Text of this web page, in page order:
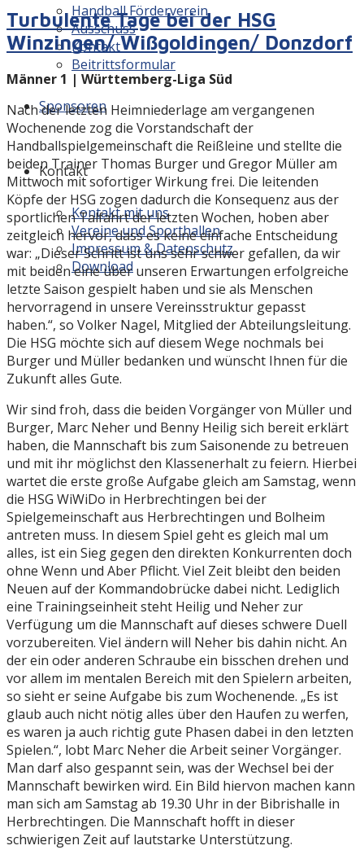
Handball Förderverein
Ausschuss
Kontakt
Beitrittsformular
Sponsoren
Kontakt
Kontakt mit uns
Vereine und Sporthallen
Impressum & Datenschutz
Download
Turbulente Tage bei der HSG
Winzingen/ Wißgoldingen/ Donzdorf
Männer 1 | Württemberg-Liga Süd
Nach der letzten Heimniederlage am vergangenen
Wochenende zog die Vorstandschaft der
Handballspielgemeinschaft die Reißleine und stellte die
beiden Trainer Thomas Burger und Gregor Müller am
Mittwoch mit sofortiger Wirkung frei. Die leitenden
Köpfe der HSG zogen dadurch die Konsequenz aus der
sportlichen Talfahrt der letzten Wochen, hoben aber
zeitgleich hervor, dass es keine einfache Entscheidung
war: „Dieser Schritt ist uns sehr schwer gefallen, da wir
mit beiden eine über unseren Erwartungen erfolgreiche
letzte Saison gespielt haben und sie als Menschen
hervorragend in unsere Vereinsstruktur gepasst
haben.“, so Volker Nagel, Mitglied der Abteilungsleitung.
Die HSG möchte sich auf diesem Wege nochmals bei
Burger und Müller bedanken und wünscht Ihnen für die
Zukunft alles Gute.
Wir sind froh, dass die beiden Vorgänger von Müller und
Burger, Marc Neher und Benny Heilig sich bereit erklärt
haben, die Mannschaft bis zum Saisonende zu betreuen
und mit ihr möglichst den Klassenerhalt zu feiern. Hierbei
wartet die erste große Aufgabe gleich am Samstag, wenn
die HSG WiWiDo in Herbrechtingen bei der
Spielgemeinschaft aus Herbrechtingen und Bolheim
antreten muss. In diesem Spiel geht es gleich mal um
alles, ist ein Sieg gegen den direkten Konkurrenten doch
ohne Wenn und Aber Pflicht. Viel Zeit bleibt den beiden
Neuen auf der Kommandobrücke dabei nicht. Lediglich
eine Trainingseinheit steht Heilig und Neher zur
Verfügung um die Mannschaft auf dieses schwere Duell
vorzubereiten. Viel ändern will Neher bis dahin nicht. An
der ein oder anderen Schraube ein bisschen drehen und
vor allem im mentalen Bereich mit den Spielern arbeiten,
so sieht er seine Aufgabe bis zum Wochenende. „Es ist
glaub auch nicht nötig alles über den Haufen zu werfen,
es waren ja auch richtig gute Phasen dabei in den letzten
Spielen.“, lobt Marc Neher die Arbeit seiner Vorgänger.
Man darf also gespannt sein, was der Wechsel bei der
Mannschaft bewirken wird. Ein Bild hiervon machen kann
man sich am Samstag ab 19.30 Uhr in der Bibrishalle in
Herbrechtingen. Die Mannschaft hofft in dieser
schwierigen Zeit auf lautstarke Unterstützung.